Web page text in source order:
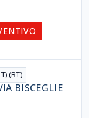
(BT)
BISCEGLIE